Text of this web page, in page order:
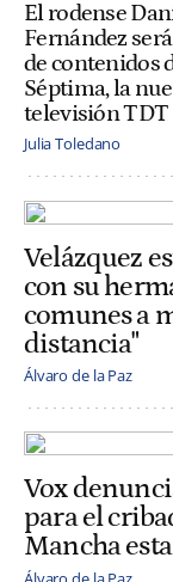
El rodense
Fernández
de contenidos
Séptima, la
televisión TDT
Julia Toledano
Velázquez
con su
comunes a
distancia"
Álvaro de la Paz
Vox
para el
Mancha